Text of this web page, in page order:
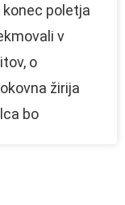
poletja
v
o
žirija
bo